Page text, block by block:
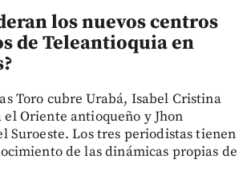
los nuevos centros
de Teleantioquia en
Toro cubre Urabá, Isabel Cristina
el Oriente antioqueño y Jhon
Suroeste. Los tres periodistas tienen
de las dinámicas propias de